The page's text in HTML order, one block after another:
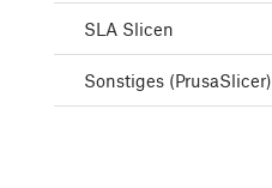
SLA Slicen
Sonstiges (PrusaSlicer)